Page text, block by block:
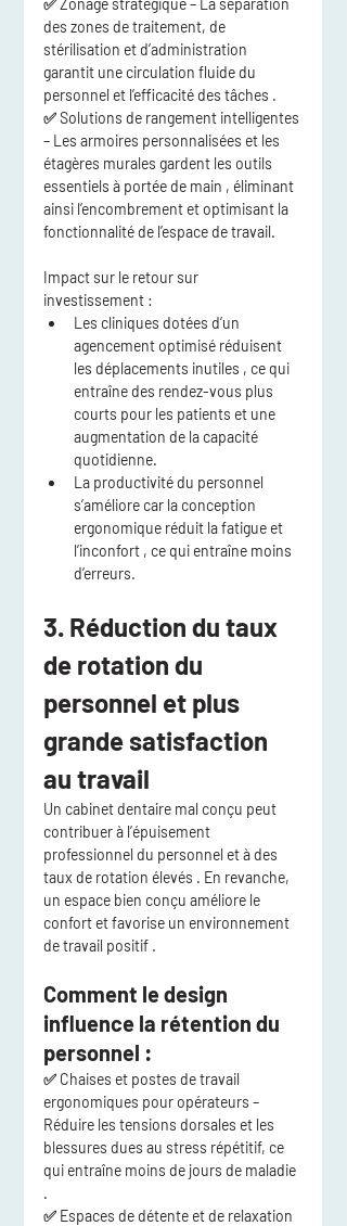
des zones de traitement, de
stérilisation et d’administration
garantit une circulation fluide du
personnel et l’efficacité des tâches .
✅ Solutions de rangement intelligentes
– Les armoires personnalisées et les
étagères murales gardent les outils
essentiels à portée de main , éliminant
ainsi l’encombrement et optimisant la
fonctionnalité de l’espace de travail.
Impact sur le retour sur
investissement :
Les cliniques dotées d’un
agencement optimisé réduisent
les déplacements inutiles , ce qui
entraîne des rendez-vous plus
courts pour les patients et une
augmentation de la capacité
quotidienne.
La productivité du personnel
s’améliore car la conception
ergonomique réduit la fatigue et
l’inconfort , ce qui entraîne moins
d’erreurs.
3. Réduction du taux
de rotation du
personnel et plus
grande satisfaction
au travail
Un cabinet dentaire mal conçu peut
contribuer à l’épuisement
professionnel du personnel et à des
taux de rotation élevés . En revanche,
un espace bien conçu améliore le
confort et favorise un environnement
de travail positif .
Comment le design
influence la rétention du
personnel :
✅ Chaises et postes de travail
ergonomiques pour opérateurs –
Réduire les tensions dorsales et les
blessures dues au stress répétitif, ce
qui entraîne moins de jours de maladie
.
✅ Espaces de détente et de relaxation